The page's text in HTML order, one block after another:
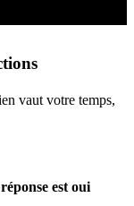
vaut votre temps,
est oui